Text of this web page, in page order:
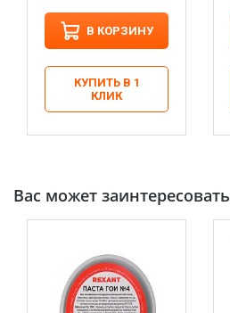
В КОРЗИНУ
КУПИТЬ В 1
КЛИК
Вас может заинтересовать